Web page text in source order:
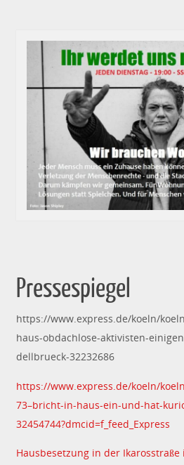
Pressespiegel
https://www.express.de/koeln/
haus-obdachlose-aktivisten-
dellbrueck-32232686
https://www.express.de/koeln/
73–bricht-in-haus-ein-und-hat-
32454744?dmcid=f_feed_Express
Hausbesetzung in der